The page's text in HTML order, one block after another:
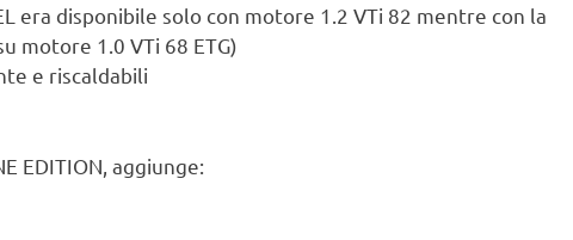
era disponibile solo con motore 1.2 VTi 82 mentre con la
motore 1.0 VTi 68 ETG)
e riscaldabili
EDITION, aggiunge: